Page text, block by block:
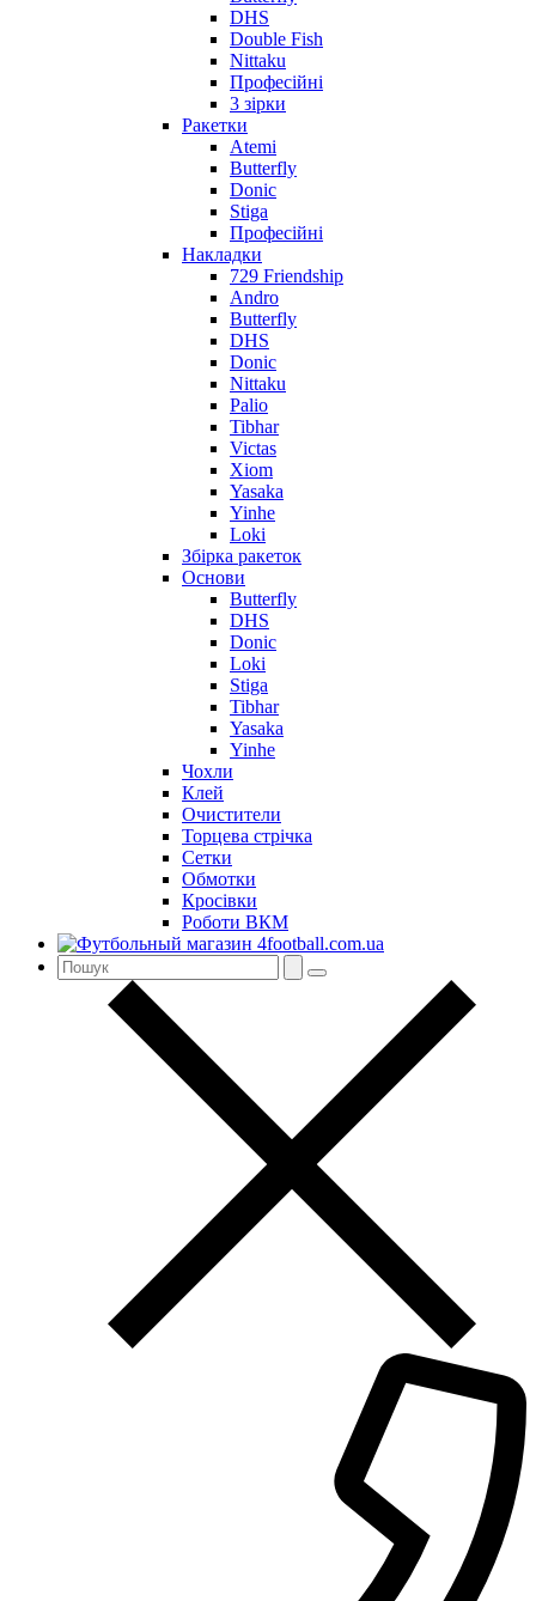
DHS
Double Fish
Nittaku
Професійні
3 зірки
Ракетки
Atemi
Butterfly
Donic
Stiga
Професійні
Накладки
729 Friendship
Andro
Butterfly
DHS
Donic
Nittaku
Palio
Tibhar
Victas
Xiom
Yasaka
Yinhe
Loki
Збірка ракеток
Основи
Butterfly
DHS
Donic
Loki
Stiga
Tibhar
Yasaka
Yinhe
Чохли
Клей
Очистители
Торцева стрічка
Сетки
Обмотки
Кросівки
Роботи ВКМ